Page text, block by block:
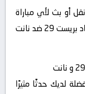
أو بث لأي مباراة
وأن القناة الناقلة الرسمية لمباراة ستاد بريست 29 ضد نانت
لديك حدثًا مثيرًا